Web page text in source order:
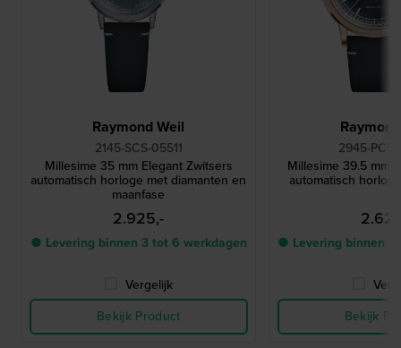
Raymond Weil
2145-SCS-05511
Millesime 35 mm Elegant Zwitsers
automatisch horloge met diamanten en
maanfase
2.925,-
● Levering binnen 3 tot 6 werkdagen
Vergelijk
Bekijk Product
2945-
Millesime 39.5 mm
automatisch
● Levering binnen
Bekijk